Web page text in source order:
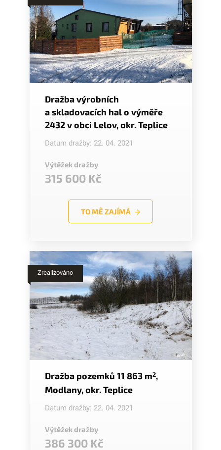
Dražba výrobních
a skladovacích hal o výměře
2432 v obci Lelov, okr. Teplice
Datum dražby: 22. 04. 2021
Výtěžek dražby
315 600 Kč
TO MĚ ZAJÍMÁ
Zrealizováno
Dražba pozemků 11 863 m2,
Modlany, okr. Teplice
Datum dražby: 22. 04. 2021
Výtěžek dražby
386 300 Kč